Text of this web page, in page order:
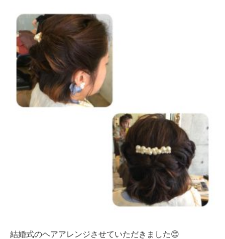
結婚式のヘアアレンジさせていただきました😊